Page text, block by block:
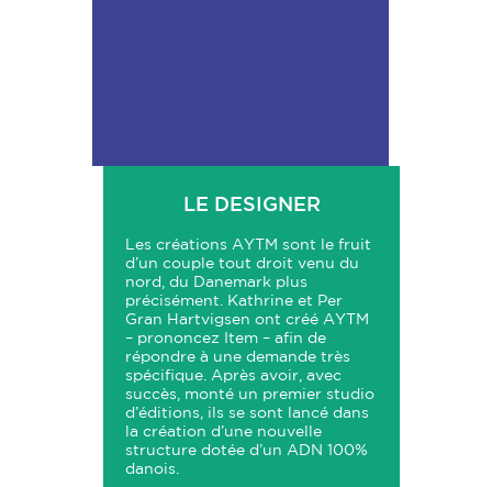
LE DESIGNER
Les créations AYTM sont le fruit
d’un couple tout droit venu du
nord, du Danemark plus
précisément. Kathrine et Per
Gran Hartvigsen ont créé AYTM
– prononcez Item – afin de
répondre à une demande très
spécifique. Après avoir, avec
succès, monté un premier studio
d’éditions, ils se sont lancé dans
la création d’une nouvelle
structure dotée d’un ADN 100%
danois.